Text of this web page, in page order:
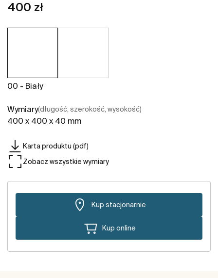
400 zł
00 - Biały
Wymiary(długość, szerokość, wysokość)
400 x 400 x 40 mm
Karta produktu (pdf)
Zobacz wszystkie wymiary
Kup stacjonarnie
Kup online